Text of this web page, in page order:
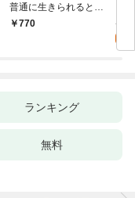
普通に生きられると思
った？ ～激重感情な
770
特
ランキング
無料